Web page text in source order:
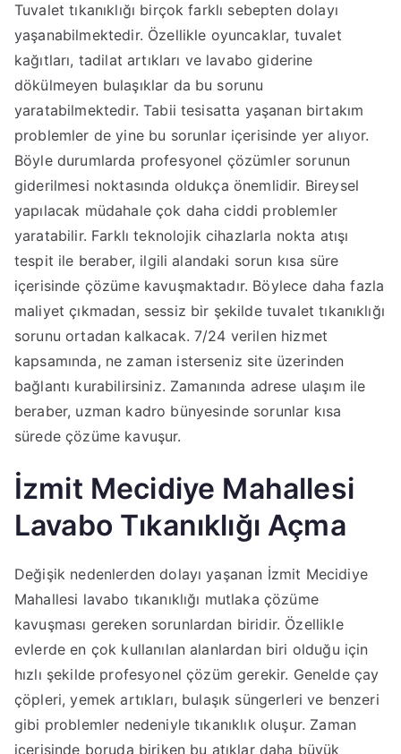
Tuvalet tıkanıklığı birçok farklı sebepten dolayı
yaşanabilmektedir. Özellikle oyuncaklar, tuvalet
kağıtları, tadilat artıkları ve lavabo giderine
dökülmeyen bulaşıklar da bu sorunu
yaratabilmektedir. Tabii tesisatta yaşanan birtakım
problemler de yine bu sorunlar içerisinde yer alıyor.
Böyle durumlarda profesyonel çözümler sorunun
giderilmesi noktasında oldukça önemlidir. Bireysel
yapılacak müdahale çok daha ciddi problemler
yaratabilir. Farklı teknolojik cihazlarla nokta atışı
tespit ile beraber, ilgili alandaki sorun kısa süre
içerisinde çözüme kavuşmaktadır. Böylece daha fazla
maliyet çıkmadan, sessiz bir şekilde tuvalet tıkanıklığı
sorunu ortadan kalkacak. 7/24 verilen hizmet
kapsamında, ne zaman isterseniz site üzerinden
bağlantı kurabilirsiniz. Zamanında adrese ulaşım ile
beraber, uzman kadro bünyesinde sorunlar kısa
sürede çözüme kavuşur.
İzmit Mecidiye Mahallesi
Lavabo Tıkanıklığı Açma
Değişik nedenlerden dolayı yaşanan İzmit Mecidiye
Mahallesi lavabo tıkanıklığı mutlaka çözüme
kavuşması gereken sorunlardan biridir. Özellikle
evlerde en çok kullanılan alanlardan biri olduğu için
hızlı şekilde profesyonel çözüm gerekir. Genelde çay
çöpleri, yemek artıkları, bulaşık süngerleri ve benzeri
gibi problemler nedeniyle tıkanıklık oluşur. Zaman
içerisinde boruda biriken bu atıklar daha büyük